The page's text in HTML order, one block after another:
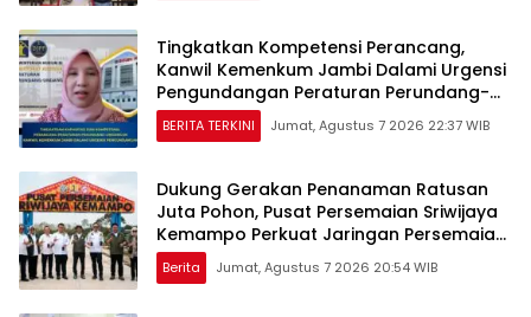
Tingkatkan Kompetensi Perancang,
Kanwil Kemenkum Jambi Dalami Urgensi
Pengundangan Peraturan Perundang-
undangan
BERITA TERKINI Jumat, Agustus 7 2026 22:37 WIB
Dukung Gerakan Penanaman Ratusan
Juta Pohon, Pusat Persemaian Sriwijaya
Kemampo Perkuat Jaringan Persemaian
Nasional*
Berita Jumat, Agustus 7 2026 20:54 WIB